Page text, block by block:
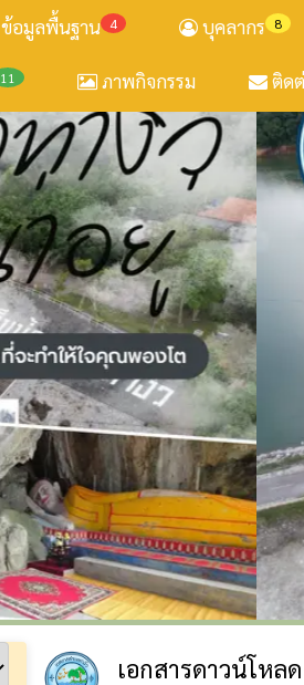
4
ข้อมูลพื้นฐาน 8
บุคลากร
11 ภาพกิจกรรม ติด
เอกสารดาวน์โหล